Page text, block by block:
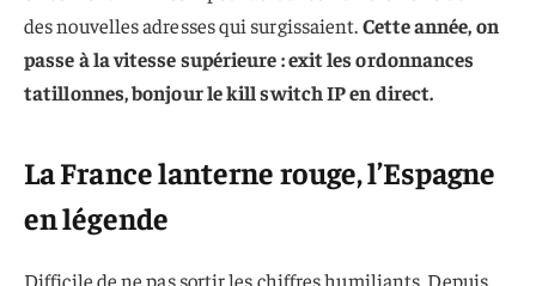
des nouvelles adresses qui surgissaient.Cette année, on
passe à la vitesse supérieure : exit les ordonnances
tatillonnes, bonjour le kill switch IP en direct.
La France lanterne rouge, l’Espagne
en légende
Difficile de ne pas sortir les chiffres humiliants. Depuis